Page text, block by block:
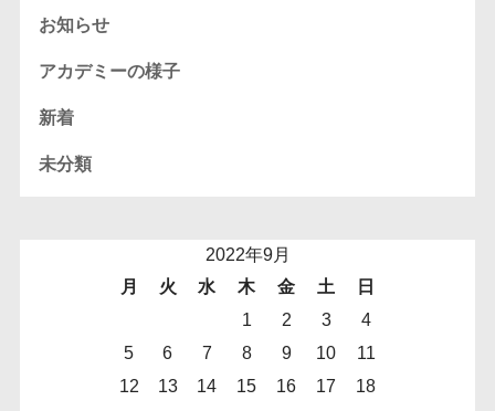
お知らせ
アカデミーの様子
新着
未分類
2022年9月
月
火 水 木 金 土
日
1
2 3
4
5
6 7 8 9 10
11
12
13 14 15 16 17
18